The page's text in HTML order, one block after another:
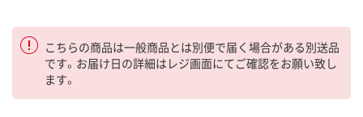
こちらの商品は一般商品とは別便で届く場合がある別送品
です。お届け日の詳細はレジ画面にてご確認をお願い致し
ます。